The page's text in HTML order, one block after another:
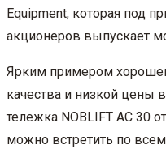
Equipment, которая под
акционеров выпускает
Ярким примером
качества и низкой цены
тележка NOBLIFT АС 30
можно встретить по